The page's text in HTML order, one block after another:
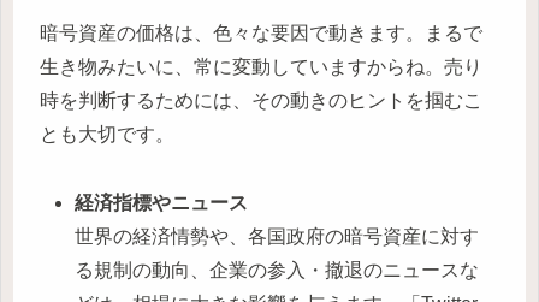
暗号資産の価格は、色々な要因で動きます。まるで
生き物みたいに、常に変動していますからね。売り
時を判断するためには、その動きのヒントを掴むこ
とも大切です。
経済指標やニュース
世界の経済情勢や、各国政府の暗号資産に対す
る規制の動向、企業の参入・撤退のニュースな